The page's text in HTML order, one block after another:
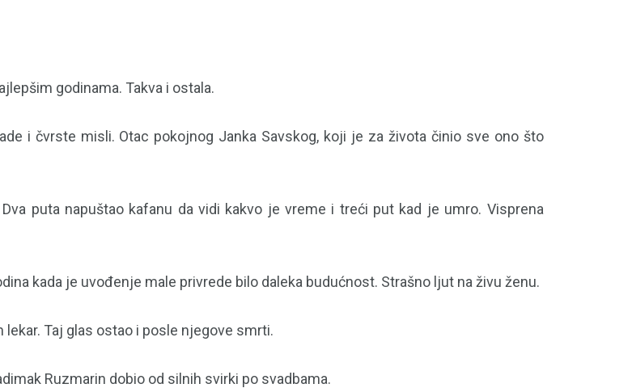
godinama. Takva i ostala.
i čvrste misli. Otac pokojnog Janka Savskog, koji je za života činio sve ono što
puta napuštao kafanu da vidi kakvo je vreme i treći put kad je umro. Visprena
kada je uvođenje male privrede bilo daleka budućnost. Strašno ljut na živu ženu.
Taj glas ostao i posle njegove smrti.
Ruzmarin dobio od silnih svirki po svadbama.